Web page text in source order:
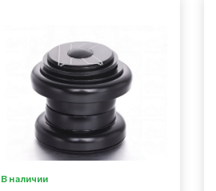
В наличии